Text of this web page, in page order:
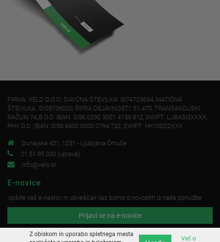
FIRMA: VELO D.O.O., DAVČNA ŠTEVILKA: SI74723634, MATIČNA
ŠTEVILKA: 5105706000, ŠIFRA DEJAVNOSTI: 51.470, TRANSAKCIJSKI
RAČUN: NLB D.D. IBAN: SI56 0292 3001 4159 812, SWIFT: LJBASI2XXXX,
PHV D.D., IBAN: SI56 6400 0000 0794 732, SWIFT: HKVISI22XXX
Dunajska 421, 1231 - Ljubljana Črnuče
01 51 95 030 (uprava)
info@velo.si
E-novice
vpišite vaš e-naslov in obveščali vas bomo o novostih iz naše ponudbe
Prijavi se na e-novice
Z obiskom in uporabo spletnega mesta
Več o